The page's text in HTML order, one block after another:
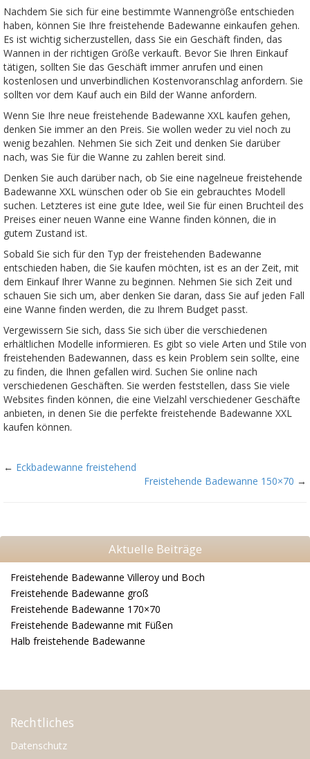
Nachdem Sie sich für eine bestimmte Wannengröße entschieden
haben, können Sie Ihre freistehende Badewanne einkaufen gehen.
Es ist wichtig sicherzustellen, dass Sie ein Geschäft finden, das
Wannen in der richtigen Größe verkauft. Bevor Sie Ihren Einkauf
tätigen, sollten Sie das Geschäft immer anrufen und einen
kostenlosen und unverbindlichen Kostenvoranschlag anfordern. Sie
sollten vor dem Kauf auch ein Bild der Wanne anfordern.
Wenn Sie Ihre neue freistehende Badewanne XXL kaufen gehen,
denken Sie immer an den Preis. Sie wollen weder zu viel noch zu
wenig bezahlen. Nehmen Sie sich Zeit und denken Sie darüber
nach, was Sie für die Wanne zu zahlen bereit sind.
Denken Sie auch darüber nach, ob Sie eine nagelneue freistehende
Badewanne XXL wünschen oder ob Sie ein gebrauchtes Modell
suchen. Letzteres ist eine gute Idee, weil Sie für einen Bruchteil des
Preises einer neuen Wanne eine Wanne finden können, die in
gutem Zustand ist.
Sobald Sie sich für den Typ der freistehenden Badewanne
entschieden haben, die Sie kaufen möchten, ist es an der Zeit, mit
dem Einkauf Ihrer Wanne zu beginnen. Nehmen Sie sich Zeit und
schauen Sie sich um, aber denken Sie daran, dass Sie auf jeden Fall
eine Wanne finden werden, die zu Ihrem Budget passt.
Vergewissern Sie sich, dass Sie sich über die verschiedenen
erhältlichen Modelle informieren. Es gibt so viele Arten und Stile von
freistehenden Badewannen, dass es kein Problem sein sollte, eine
zu finden, die Ihnen gefallen wird. Suchen Sie online nach
verschiedenen Geschäften. Sie werden feststellen, dass Sie viele
Websites finden können, die eine Vielzahl verschiedener Geschäfte
anbieten, in denen Sie die perfekte freistehende Badewanne XXL
kaufen können.
← Eckbadewanne freistehend
Freistehende Badewanne 150×70 →
Aktuelle Beiträge
Freistehende Badewanne Villeroy und Boch
Freistehende Badewanne groß
Freistehende Badewanne 170×70
Freistehende Badewanne mit Füßen
Halb freistehende Badewanne
Rechtliches
Datenschutz